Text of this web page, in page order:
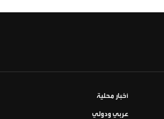
أخبار محلية
عربي ودولي